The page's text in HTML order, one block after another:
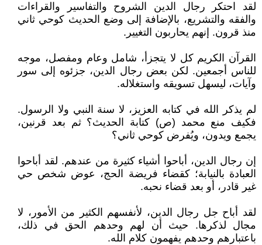
لقد احتكر رجال الدين الشروح والتفاسير والقراءات
والفقه والتشريع، بالإضافة إلى وضع الحديث كوحي ثاني
منذ قرون. إنهم يحاربون التغيير.
القرآن الكريم كل لا يتجزأ، شامل وعام ومفصل، موجه
للناس أجمعين. لكن بعض رجال الدين، جزئوه إلى سور
وآيات، ليسهل تسويقه واستغلاله.
لم يذكر الله في كتابه العزيز، لا سنة النبي ولا الرسول.
فكيف منع محمد (ص) كتابة الحديث؟ ثم بعد قرنين،
يجمع ويدون، ويُفرض كوحي ثاني؟
إن رجال الدين، أباحوا أشياء كثيرة من عندهم. لقد أباحوا
العبادة بالنيابة؛ كقضاء فريضة الحج، عوض شخص حي
غير قادر، أو بعد قضاء نحبه.
لقد أباح جل رجال الدين، لأنفسهم الكثير من الأمور، لا
مجال لذكرها. حيث أن لهم وحدهم الحق في ذلك،
باعتبارهم وحدهم يفهمون كلام الله.